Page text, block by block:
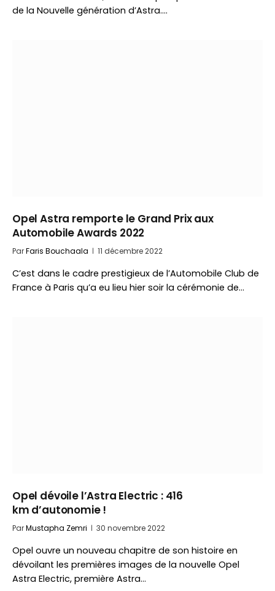
de la Nouvelle génération d’Astra.…
Opel Astra remporte le Grand Prix aux
Automobile Awards 2022
ParFaris Bouchaala 11 décembre 2022
C’est dans le cadre prestigieux de l’Automobile Club de
France à Paris qu’a eu lieu hier soir la cérémonie de…
Opel dévoile l’Astra Electric : 416
km d’autonomie !
ParMustapha Zemri 30 novembre 2022
Opel ouvre un nouveau chapitre de son histoire en
dévoilant les premières images de la nouvelle Opel
Astra Electric, première Astra…